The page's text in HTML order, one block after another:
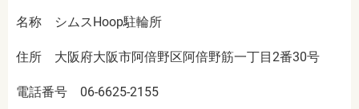
名称 シムスHoop駐輪所
住所 大阪府大阪市阿倍野区阿倍野筋一丁目2番30号
電話番号 06-6625-2155